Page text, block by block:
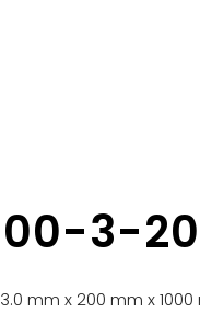
3-
mm x 200 mm x